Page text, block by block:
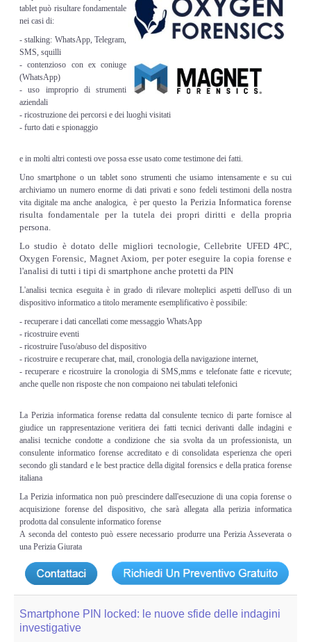
Risk Management
Incident Handling & Response
Log Management & SIEM
Vulnerability Assesment & Pen Test
Data Breach
A & C
Privacy & GDPR
Resp. Amministrativa dlsg 231
Adempimenti Ecommerce
Tutela Copyright e Marchi
Auditing Aziendale
Programma Azienda Sicura
Assistenza Legale
INFO
tablet può risultare fondamentale
nei casi di:
- stalking: WhatsApp, Telegram,
SMS, squilli
- contenzioso con ex coniuge
(WhatsApp)
- uso improprio di strumenti
aziendali
- ricostruzione dei percorsi e dei luoghi visitati
- furto dati e spionaggio
e in molti altri contesti ove possa esse usato come testimone dei fatti.
Uno smartphone o un tablet sono strumenti che usiamo intensamente e su cui
archiviamo un numero enorme di dati privati e sono fedeli testimoni della nostra
vita digitale ma anche analogica, è per questo la Perizia Informatica forense
risulta fondamentale per la tutela dei propri diritti e della propria
persona.
Lo studio è dotato delle migliori tecnologie, Cellebrite UFED 4PC,
Oxygen Forensic, Magnet Axiom, per poter eseguire la copia forense e
l'analisi di tutti i tipi di smartphone anche protetti da PIN
L'analisi tecnica eseguita è in grado di rilevare molteplici aspetti dell'uso di un
dispositivo informatico a titolo meramente esemplificativo è possibile:
- recuperare i dati cancellati come messaggio WhatsApp
- ricostruire eventi
- ricostruire l'uso/abuso del dispositivo
- ricostruire e recuperare chat, mail, cronologia della navigazione internet,
- recuperare e ricostruire la cronologia di SMS,mms e telefonate fatte e ricevute;
anche quelle non risposte che non compaiono nei tabulati telefonici
La Perizia informatica forense redatta dal consulente tecnico di parte fornisce al
giudice un rappresentazione veritiera dei fatti tecnici derivanti dalle indagini e
analisi tecniche condotte a condizione che sia svolta da un professionista, un
consulente informatico forense accreditato e di consolidata esperienza che operi
secondo gli standard e le best practice della digital forensics e della pratica forense
italiana
La Perizia informatica non può prescindere dall'esecuzione di una copia forense o
acquisizione forense del dispositivo, che sarà allegata alla perizia informatica
prodotta dal consulente informatico forense
A seconda del contesto può essere necessario produrre una Perizia Asseverata o
una Perizia Giurata
Smartphone PIN locked: le nuove sfide delle indagini
investigative